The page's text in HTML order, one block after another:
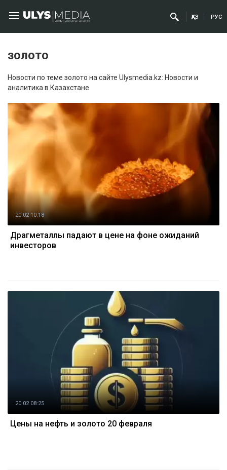
ҚАЗ РУС
золото
Новости по теме золото на сайте Ulysmedia.kz: Новости и
аналитика в Казахстане
20.02 10:18
Драгметаллы падают в цене на фоне ожиданий
инвесторов
20.02 08:25
Цены на нефть и золото 20 февраля